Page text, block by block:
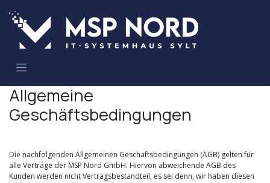
Allgemeine
Geschäftsbedingungen
Die nachfolgenden Allgemeinen Geschäftsbedingungen (AGB) gelten für
alle Verträge der MSP Nord GmbH. Hiervon abweichende AGB des
Kunden werden nicht Vertragsbestandteil, es sei denn, wir haben diesen